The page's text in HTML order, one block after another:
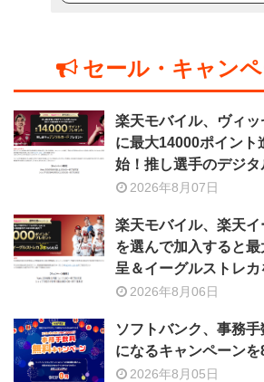
セール・キャン
楽天モバイル、ヴィ
に最大14000ポイント
始！推し選手のデジタ
2026年8月07日
楽天モバイル、楽天
を選んで加入すると
呈＆イーグルストレカ
2026年8月06日
ソフトバンク、事務
になるキャンペーンを
2026年8月05日